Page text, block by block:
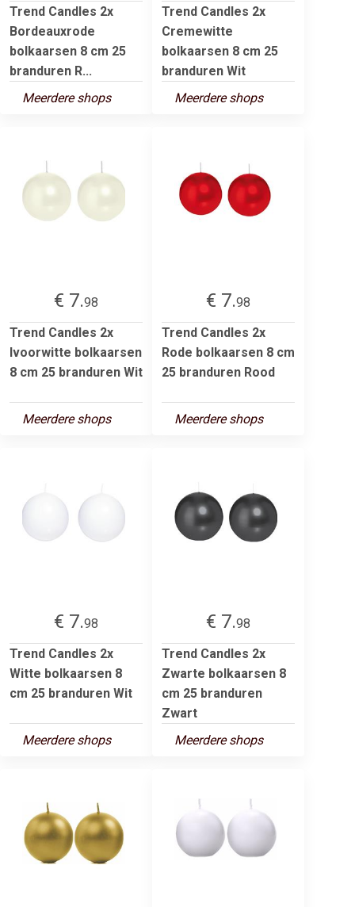
Trend Candles 2x
Bordeauxrode
bolkaarsen 8 cm 25
branduren R...
Meerdere shops
Trend Candles 2x
Cremewitte
bolkaarsen 8 cm 25
branduren Wit
Meerdere shops
€ 7.98
Trend Candles 2x
Ivoorwitte bolkaarsen
8 cm 25 branduren Wit
Meerdere shops
€ 7.98
Trend Candles 2x
Rode bolkaarsen 8 cm
25 branduren Rood
Meerdere shops
€ 7.98
Trend Candles 2x
Witte bolkaarsen 8
cm 25 branduren Wit
Meerdere shops
€ 7.98
Trend Candles 2x
Zwarte bolkaarsen 8
cm 25 branduren
Zwart
Meerdere shops